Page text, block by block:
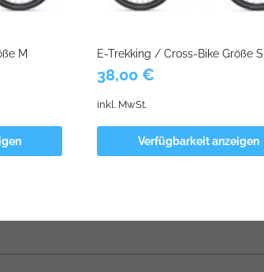
M E-Trekking / Cross-Bike Größe S
38,00 €
inkl. MwSt.
Verfügbarkeit anzeigen